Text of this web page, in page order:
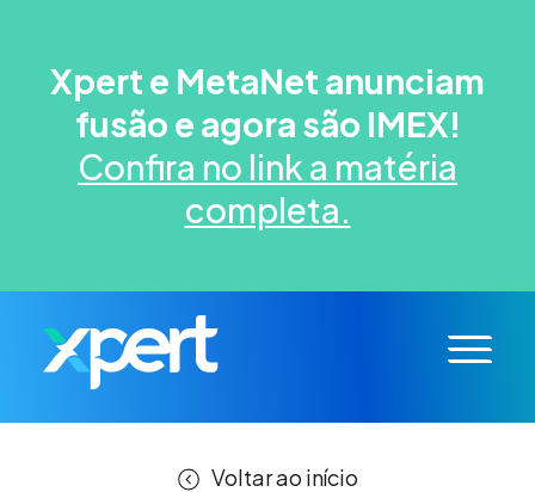
Xpert e MetaNet anunciam
fusão e agora são IMEX!
Confira no link a matéria
completa.
Voltar ao início